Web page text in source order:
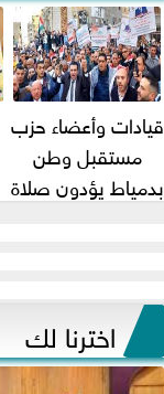
قيادات وأعضاء حزب
مستقبل وطن
بدمياط يؤدون صلاة
اخترنا لك